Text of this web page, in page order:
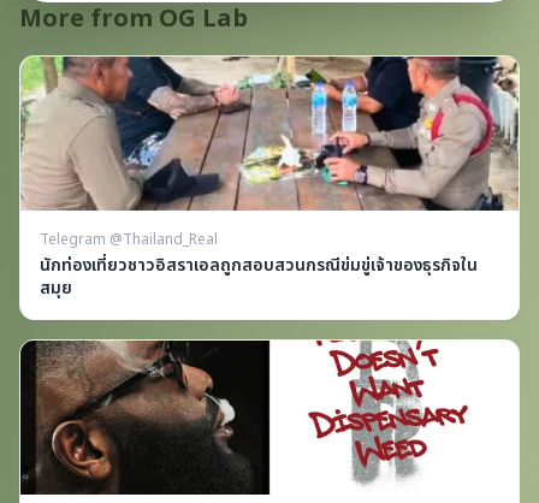
More from OG Lab
Telegram @Thailand_Real
นักท่องเที่ยวชาวอิสราเอลถูกสอบสวนกรณีข่มขู่เจ้าของธุรกิจใน
สมุย